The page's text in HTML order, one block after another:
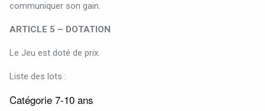
communiquer son gain.
ARTICLE 5 – DOTATION
Le Jeu est doté de prix.
Liste des lots :
Catégorie 7-10 ans